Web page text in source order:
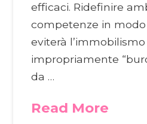
efficaci. Ridefinire
competenze in
eviterà
impropriamente
da …
Read More